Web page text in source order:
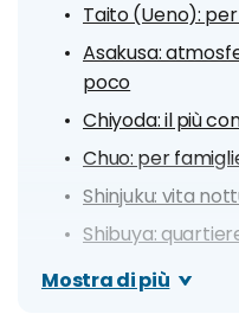
Taito (Ueno):
Asakusa:
poco
Chiyoda: il più
Chuo: per
Shinjuku: vita
Shibuya:
tendenze
Mostra di più